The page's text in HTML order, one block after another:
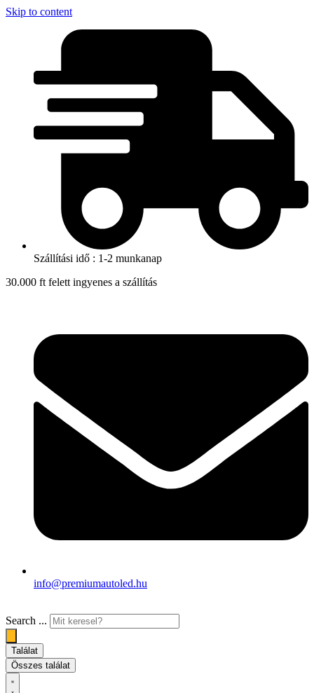
Skip to content
Szállítási idő : 1-2 munkanap
30.000 ft felett ingyenes a szállítás
info@premiumautoled.hu
Search ...
Találat
Összes találat